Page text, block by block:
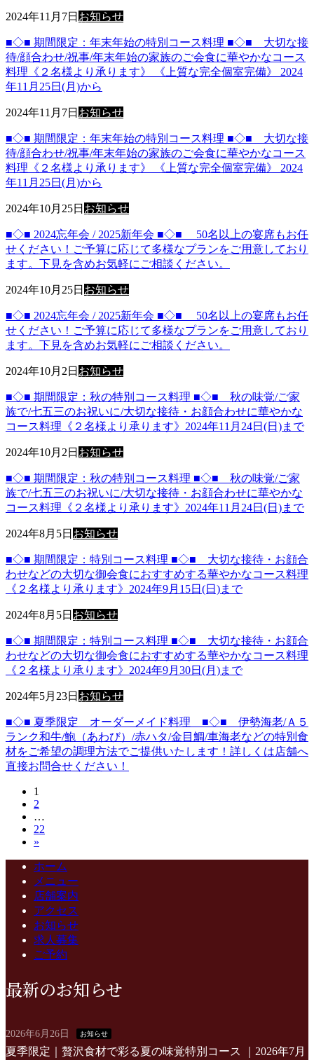
2024年11月7日 お知らせ
■◇■ 期間限定：年末年始の特別コース料理 ■◇■ 大切な接
待/顔合わせ/祝事/年末年始の家族のご会食に華やかなコース
料理《２名様より承ります》 《上質な完全個室完備》 2024
年11月25日(月)から
2024年11月7日 お知らせ
■◇■ 期間限定：年末年始の特別コース料理 ■◇■ 大切な接
待/顔合わせ/祝事/年末年始の家族のご会食に華やかなコース
料理《２名様より承ります》 《上質な完全個室完備》 2024
年11月25日(月)から
2024年10月25日 お知らせ
■◇■ 2024忘年会 / 2025新年会 ■◇■ 50名以上の宴席もお任
せください！ご予算に応じて多様なプランをご用意しており
ます。下見を含めお気軽にご相談ください。
2024年10月25日 お知らせ
■◇■ 2024忘年会 / 2025新年会 ■◇■ 50名以上の宴席もお任
せください！ご予算に応じて多様なプランをご用意しており
ます。下見を含めお気軽にご相談ください。
2024年10月2日 お知らせ
■◇■ 期間限定：秋の特別コース料理 ■◇■ 秋の味覚/ご家
族で/七五三のお祝いに/大切な接待・お顔合わせに華やかな
コース料理《２名様より承ります》2024年11月24日(日)まで
2024年10月2日 お知らせ
■◇■ 期間限定：秋の特別コース料理 ■◇■ 秋の味覚/ご家
族で/七五三のお祝いに/大切な接待・お顔合わせに華やかな
コース料理《２名様より承ります》2024年11月24日(日)まで
2024年8月5日 お知らせ
■◇■ 期間限定：特別コース料理 ■◇■ 大切な接待・お顔合
わせなどの大切な御会食におすすめする華やかなコース料理
《２名様より承ります》2024年9月15日(日)まで
2024年8月5日 お知らせ
■◇■ 期間限定：特別コース料理 ■◇■ 大切な接待・お顔合
わせなどの大切な御会食におすすめする華やかなコース料理
《２名様より承ります》2024年9月30日(月)まで
2024年5月23日 お知らせ
■◇■ 夏季限定 オーダーメイド料理 ■◇■ 伊勢海老/Ａ５
ランク和牛/鮑（あわび）/赤ハタ/金目鯛/車海老などの特別食
材をご希望の調理方法でご提供いたします！詳しくは店舗へ
直接お問合せください！
固
定
ペ
ー
ジ
1
固
定
ペ
ー
ジ
2
…
固
定
ペ
ー
ジ
22
»
ホーム
メニュー
店舗案内
アクセス
お知らせ
求人募集
ご予約
最新のお知らせ
2026年6月26日 お知らせ
夏季限定｜贅沢食材で彩る夏の味覚特別コース ｜2026年7月